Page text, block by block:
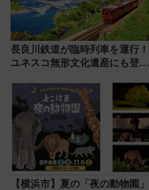
長良川鉄道が臨時列車を運行！
ユネスコ無形文化遺産にも登録
に 乗車には予約が必要
【横浜市】夏の「夜の動物園」